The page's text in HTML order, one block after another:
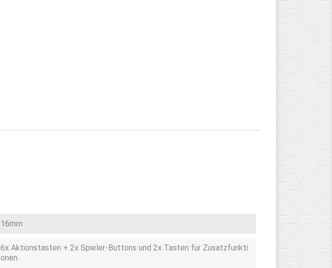
16mm
6x Aktionstasten + 2x Spieler-Buttons und 2x Tasten für Zusatzfunkti
onen